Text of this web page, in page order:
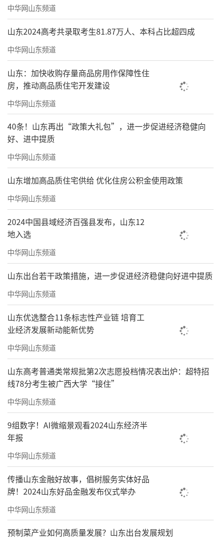
中华网山东频道
山东2024高考共录取考生81.87万人、本科占比超四成
中华网山东频道
山东：加快收购存量商品房用作保障性住
房，推动高品质住宅开发建设
中华网山东频道
40条！山东再出“政策大礼包”，进一步促进经济稳健向
好、进中提质
中华网山东频道
山东增加高品质住宅供给 优化住房公积金使用政策
中华网山东频道
2024中国县域经济百强县发布，山东12
地入选
中华网山东频道
山东出台若干政策措施，进一步促进经济稳健向好进中提质
中华网山东频道
山东优选整合11条标志性产业链 培育工
业经济发展新动能新优势
中华网山东频道
山东高考普通类常规批第2次志愿投档情况表出炉：超特招
线78分考生被广西大学“接住”
中华网山东频道
9组数字！AI微缩景观看2024山东经济半
年报
中华网山东频道
传播山东金融好故事，倡树服务实体好品
牌！2024山东好品金融发布仪式举办
中华网山东频道
预制菜产业如何高质量发展？山东出台发展规划